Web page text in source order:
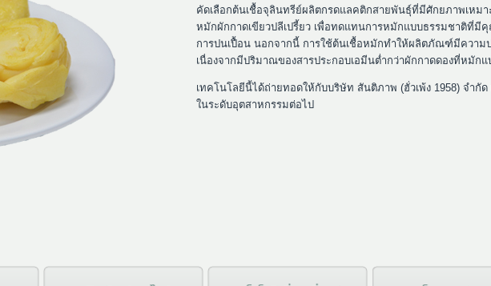
คัดเลือกต้นเชื้อจุลินทรีย์ผลิตกรดแลคติกสายพันธุ์ที่มีศักยภาพเหมา
หมักผักกาดเขียวปลีเปรี้ยว เพื่อทดแทนการหมักแบบธรรมชาติที่มี
การปนเปื้อน นอกจากนี้ การใช้ต้นเชื้อหมักทำให้ผลิตภัณฑ์มีความ
เนื่องจากมีปริมาณของสารประกอบเอมีนต่ำกว่าผักกาดดองที่หมัก
เทคโนโลยีนี้ได้ถ่ายทอดให้กับบริษัท สันติภาพ (ฮั่วเพ้ง 1958) จำกั
ในระดับอุตสาหกรรมต่อไป